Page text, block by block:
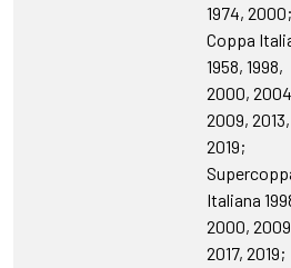
1974, 2000;
Coppa
1958, 1998,
2000,
2009, 2013,
2019;
Italiana
2000,
2017, 2019;